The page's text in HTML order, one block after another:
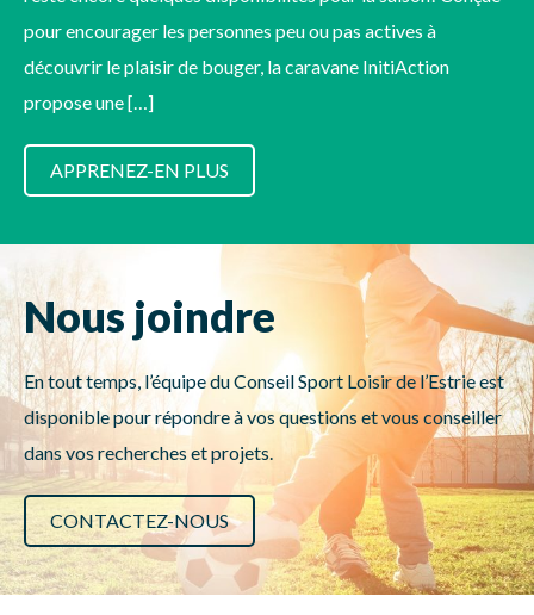
pour encourager les personnes peu ou pas actives à
découvrir le plaisir de bouger, la caravane InitiAction
propose une […]
APPRENEZ-EN PLUS
Nous joindre
En tout temps, l’équipe du Conseil Sport Loisir de l’Estrie est
disponible pour répondre à vos questions et vous conseiller
dans vos recherches et projets.
CONTACTEZ-NOUS